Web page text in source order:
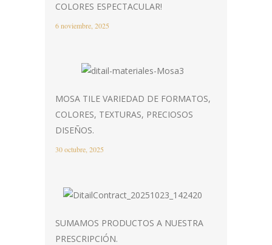
COLORES ESPECTACULAR!
6 noviembre, 2025
MOSA TILE VARIEDAD DE FORMATOS,
COLORES, TEXTURAS, PRECIOSOS
DISEÑOS.
30 octubre, 2025
SUMAMOS PRODUCTOS A NUESTRA
PRESCRIPCIÓN.